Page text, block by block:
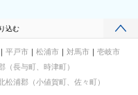
込む
平戸市 松浦市 対馬市
壱岐市
（長与町、時津町）
松浦郡（小値賀町、佐々町）